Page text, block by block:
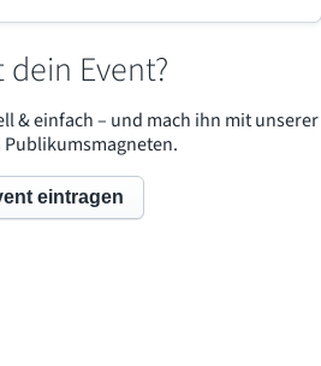
dein Event?
& einfach – und mach ihn mit unserer
Publikumsmagneten.
eintragen